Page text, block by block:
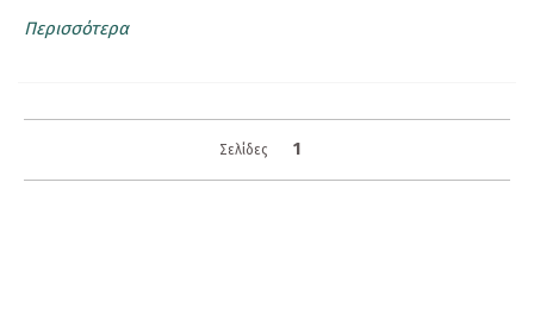
Περισσότερα
Σελίδες 1